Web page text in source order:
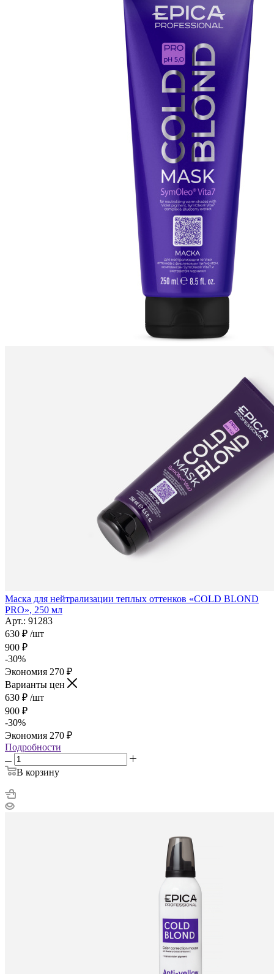
Маска для нейтрализации теплых оттенков «COLD BLOND
PRO», 250 мл
Арт.: 91283
630 ₽ /шт
900 ₽
-30%
Экономия 270 ₽
Варианты цен
630 ₽ /шт
900 ₽
-30%
Экономия 270 ₽
Подробности
В корзину